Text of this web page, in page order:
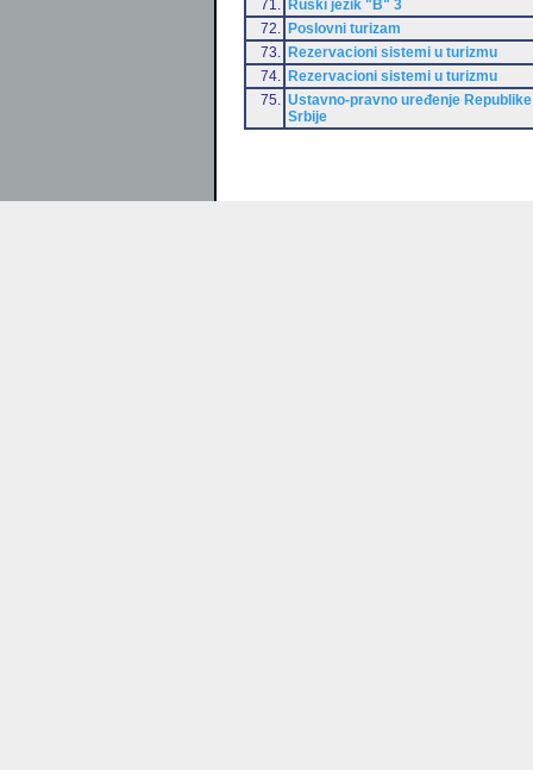
71.
Ruski jezik "B" 3
72.
Poslovni turizam
73.
Rezervacioni sistemi u turizmu
74.
Rezervacioni sistemi u turizmu
75.
Ustavno-pravno uređenje Republike
Srbije